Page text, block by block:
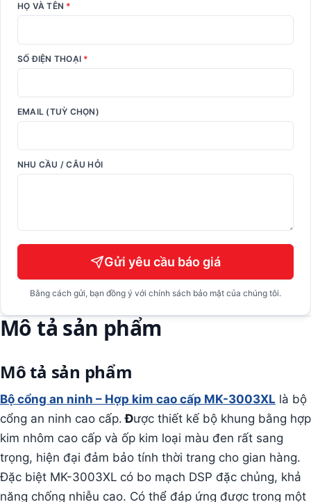
HỌ VÀ TÊN *
SỐ ĐIỆN THOẠI *
EMAIL (TUỲ CHỌN)
NHU CẦU / CÂU HỎI
Gửi yêu cầu báo giá
Bằng cách gửi, bạn đồng ý với chính sách bảo mật của chúng tôi.
Mô tả sản phẩm
Mô tả sản phẩm
Bộ cổng an ninh – Hợp kim cao cấp MK-3003XL là bộ
cổng an ninh cao cấp. Được thiết kế bộ khung bằng hợp
kim nhôm cao cấp và ốp kim loại màu đen rất sang
trọng, hiện đại đảm bảo tính thời trang cho gian hàng.
Đặc biệt MK-3003XL có bo mạch DSP đặc chủng, khả
năng chống nhiễu cao. Có thể đáp ứng được trong một